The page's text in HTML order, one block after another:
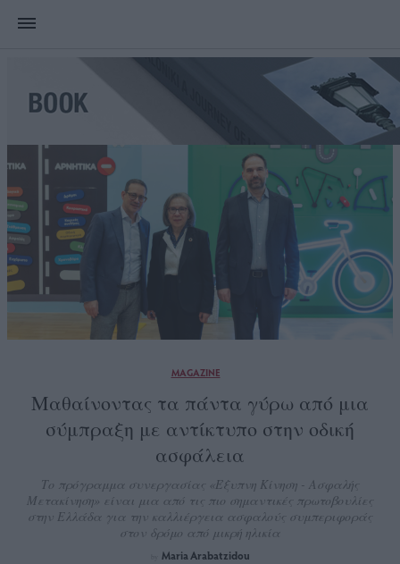
MAGAZINE
Μαθαίνοντας τα πάντα γύρω από μια
σύμπραξη με αντίκτυπο στην οδική
ασφάλεια
Το πρόγραμμα συνεργασίας «Έξυπνη Κίνηση - Ασφαλής
Μετακίνηση» είναι μια από τις πιο σημαντικές πρωτοβουλίες
στην Ελλάδα για την καλλιέργεια ασφαλούς συμπεριφοράς
στον δρόμο από μικρή ηλικία
Maria Arabatzidou